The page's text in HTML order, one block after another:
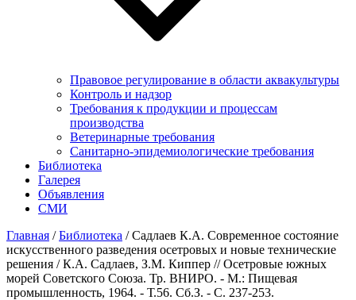
Правовое регулирование в области аквакультуры
Контроль и надзор
Требования к продукции и процессам
производства
Ветеринарные требования
Санитарно-эпидемиологические требования
Библиотека
Галерея
Объявления
СМИ
Главная /Библиотека /Садлаев К.А. Современное состояние
искусственного разведения осетровых и новые технические
решения / К.А. Садлаев, З.М. Киппер // Осетровые южных
морей Советского Союза. Тр. ВНИРО. - М.: Пищевая
промышленность, 1964. - Т.56. Сб.З. - С. 237-253.